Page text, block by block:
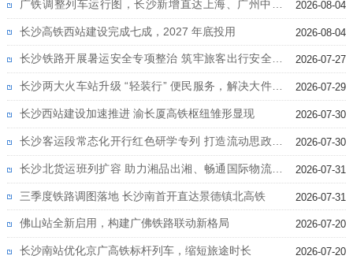
广铁调整列车运行图，长沙新增直达上海、广州中心
城区高铁
2026-08-04
长沙高铁西站建设完成七成，2027 年底投用 2026-08-04
长沙铁路开展暑运安全专项整治 筑牢旅客出行安全防
线
2026-07-27
长沙两大火车站升级 “轻装行” 便民服务，解决大件行
李难题
2026-07-29
长沙西站建设加速推进 渝长厦高铁枢纽雏形显现 2026-07-30
长沙客运段常态化开行红色研学专列 打造流动思政课
堂
2026-07-30
长沙北货运班列扩容 助力湘品出湘、畅通国际物流通
道
2026-07-31
三季度铁路调图落地 长沙南首开直达景德镇北高铁 2026-07-31
佛山站全新启用，构建广佛铁路联动新格局 2026-07-20
长沙南站优化京广高铁标杆列车，缩短旅途时长 2026-07-20